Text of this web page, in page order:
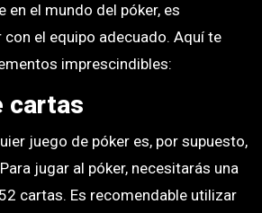
en el mundo del póker, es
el equipo adecuado. Aquí te
imprescindibles:
cartas
juego de póker es, por supuesto,
jugar al póker, necesitarás una
cartas. Es recomendable utilizar